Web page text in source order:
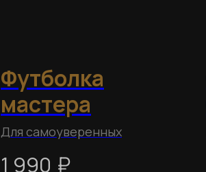
Футболка
мастера
Для самоуверенных
1 990 ₽